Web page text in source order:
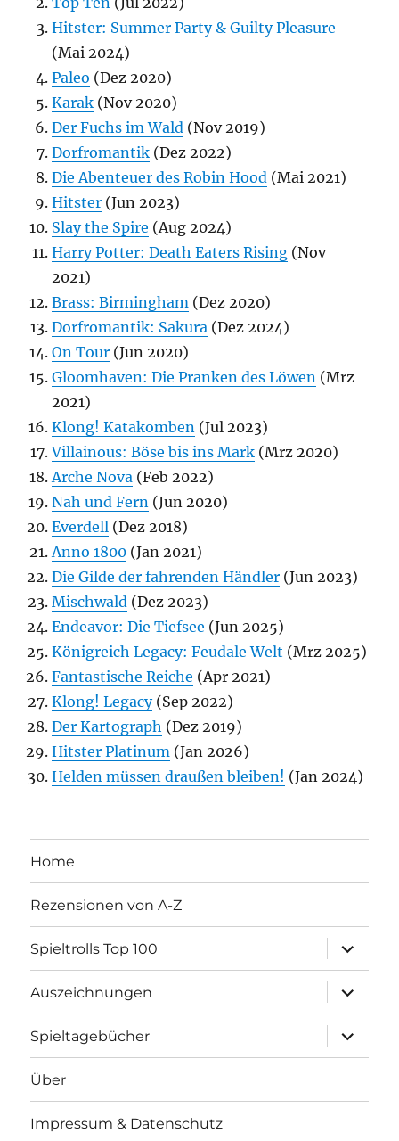
Hitster: Summer Party & Guilty Pleasure
(Mai 2024)
Paleo (Dez 2020)
Karak (Nov 2020)
Der Fuchs im Wald (Nov 2019)
Dorfromantik (Dez 2022)
Die Abenteuer des Robin Hood (Mai 2021)
Hitster (Jun 2023)
Slay the Spire (Aug 2024)
Harry Potter: Death Eaters Rising (Nov
2021)
Brass: Birmingham (Dez 2020)
Dorfromantik: Sakura (Dez 2024)
On Tour (Jun 2020)
Gloomhaven: Die Pranken des Löwen (Mrz
2021)
Klong! Katakomben (Jul 2023)
Villainous: Böse bis ins Mark (Mrz 2020)
Arche Nova (Feb 2022)
Nah und Fern (Jun 2020)
Everdell (Dez 2018)
Anno 1800 (Jan 2021)
Die Gilde der fahrenden Händler (Jun 2023)
Mischwald (Dez 2023)
Endeavor: Die Tiefsee (Jun 2025)
Königreich Legacy: Feudale Welt (Mrz 2025)
Fantastische Reiche (Apr 2021)
Klong! Legacy(Sep 2022)
Der Kartograph (Dez 2019)
Hitster Platinum (Jan 2026)
Helden müssen draußen bleiben! (Jan 2024)
Home
Rezensionen von A-Z
Spieltrolls Top 100
öffnen
Auszeichnungen
öffnen
Spieltagebücher
öffnen
Über
Impressum & Datenschutz